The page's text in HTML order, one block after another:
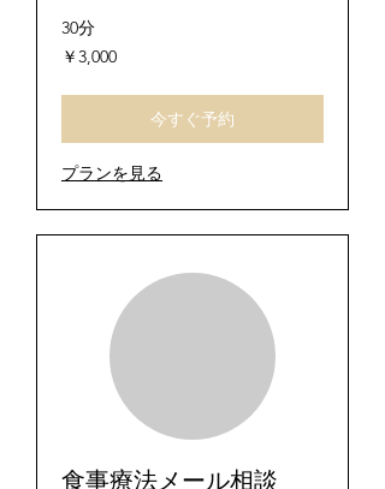
30分
3,000
円
￥3,000
今すぐ予約
プランを見る
食事療法メール相談